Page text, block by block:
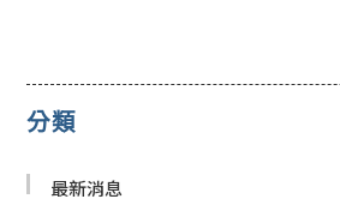
分類
最新消息